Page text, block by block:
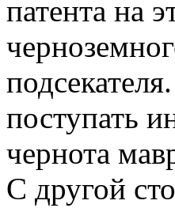
патента на
поступать
чернота
С другой